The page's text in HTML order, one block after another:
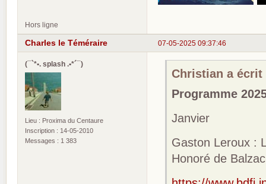
Hors ligne
07-05-2025 09:37:46
Charles le Téméraire
(¯`*•. splash .•*´¯)
Lieu : Proxima du Centaure
Inscription : 14-05-2010
Messages : 1 383
Christian a écrit
Programme
Janvier
Gaston Leroux :
Honoré de